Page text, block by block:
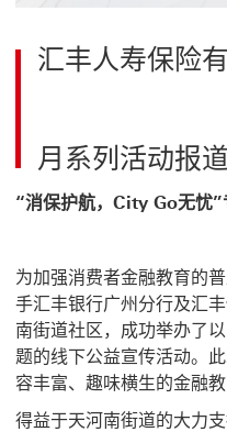
汇丰人寿保险
金融
月系列活动报道
“消保护航，City Go无忧”
为加强消费者金融教育的
手汇丰银行广州分行及汇
南街道社区，成功举办了
题的线下公益宣传活动。
容丰富、趣味横生的金融教
得益于天河南街道的大力